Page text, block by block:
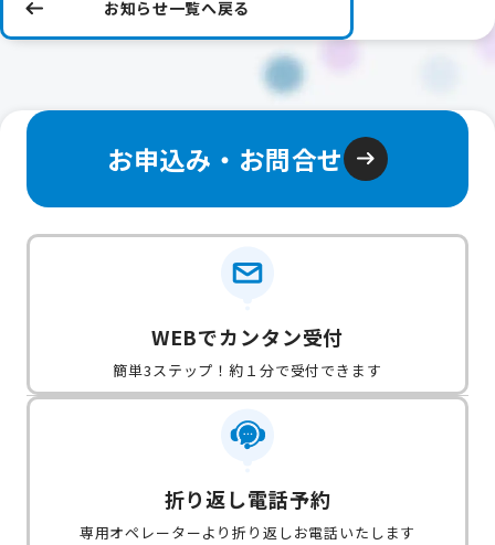
お知らせ一覧へ戻る
お申込み・お問合せ
WEBでカンタン受付
簡単3ステップ！約１分で受付できます
折り返し電話予約
専用オペレーターより折り返しお電話いたします